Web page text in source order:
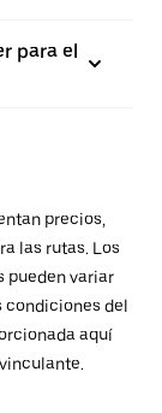
para el
precios,
las rutas. Los
pueden variar
condiciones del
aquí